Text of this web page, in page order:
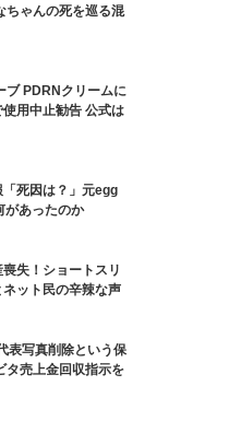
ちゃんの死を巡る混
ブ PDRNクリームに
用中止勧告 公式は
死因は？」元egg
があったのか
失！ショートスリ
ット民の辛辣な声
表写真削除という保
タ売上金回収指示を